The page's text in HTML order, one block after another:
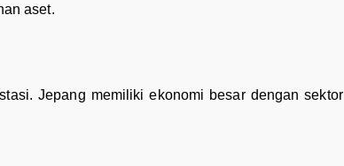
aset.
Jepang memiliki ekonomi besar dengan sektor